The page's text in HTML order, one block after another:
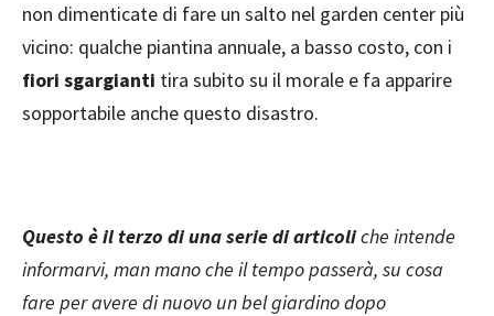
non dimenticate di fare un salto nel garden center più
vicino: qualche piantina annuale, a basso costo, con i
fiori sgargianti tira subito su il morale e fa apparire
sopportabile anche questo disastro.
Questo è il terzo di una serie di articoliche intende
informarvi, man mano che il tempo passerà, su cosa
fare per avere di nuovo un bel giardino dopo